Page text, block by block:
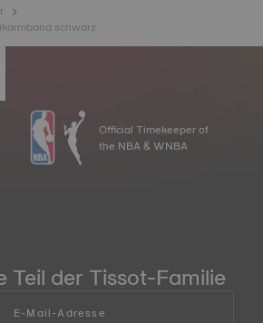
schwarz
Official Timekeeper of
the NBA & WNBA
Teil der Tissot-Familie
E-Mail-Adresse